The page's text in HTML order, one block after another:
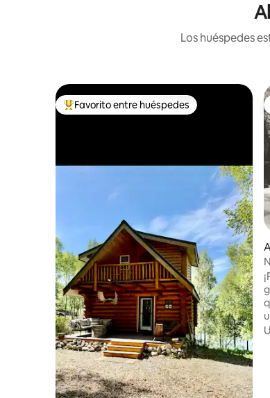
Los huéspedes
Favorito entre huéspedes preferido
Favorito entre huéspedes